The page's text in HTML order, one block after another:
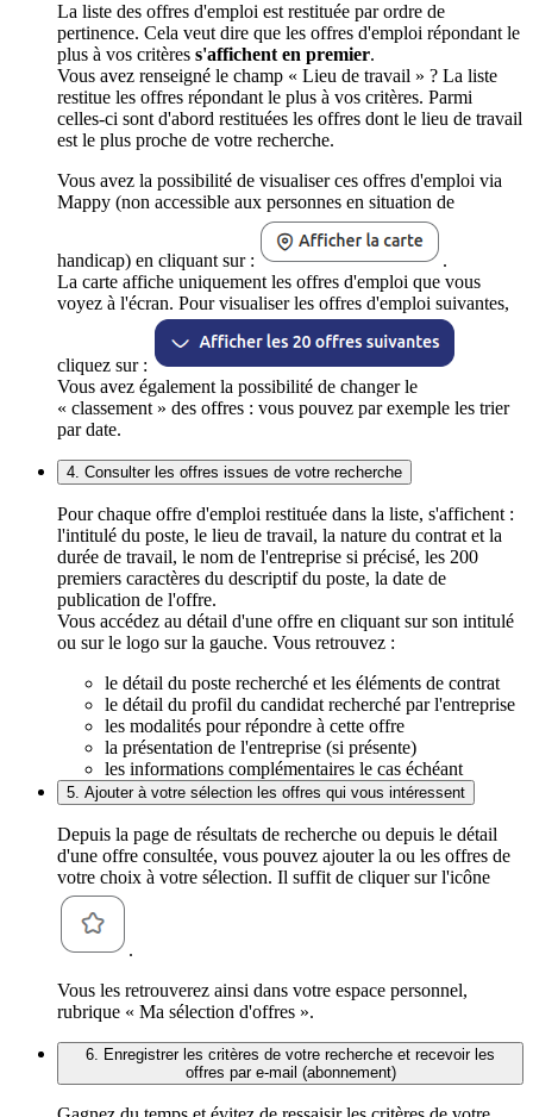
La liste des offres d'emploi est restituée par ordre de
pertinence. Cela veut dire que les offres d'emploi répondant le
plus à vos critères s'affichent en premier.
Vous avez renseigné le champ « Lieu de travail » ? La liste
restitue les offres répondant le plus à vos critères. Parmi
celles-ci sont d'abord restituées les offres dont le lieu de travail
est le plus proche de votre recherche.
Vous avez la possibilité de visualiser ces offres d'emploi via
Mappy (non accessible aux personnes en situation de
handicap) en cliquant sur :
.
La carte affiche uniquement les offres d'emploi que vous
voyez à l'écran. Pour visualiser les offres d'emploi suivantes,
cliquez sur :
Vous avez également la possibilité de changer le
« classement » des offres : vous pouvez par exemple les trier
par date.
4. Consulter les offres issues de votre recherche
Pour chaque offre d'emploi restituée dans la liste, s'affichent :
l'intitulé du poste, le lieu de travail, la nature du contrat et la
durée de travail, le nom de l'entreprise si précisé, les 200
premiers caractères du descriptif du poste, la date de
publication de l'offre.
Vous accédez au détail d'une offre en cliquant sur son intitulé
ou sur le logo sur la gauche. Vous retrouvez :
le détail du poste recherché et les éléments de contrat
le détail du profil du candidat recherché par l'entreprise
les modalités pour répondre à cette offre
la présentation de l'entreprise (si présente)
les informations complémentaires le cas échéant
5. Ajouter à votre sélection les offres qui vous intéressent
Depuis la page de résultats de recherche ou depuis le détail
d'une offre consultée, vous pouvez ajouter la ou les offres de
votre choix à votre sélection. Il suffit de cliquer sur l'icône
.
Vous les retrouverez ainsi dans votre espace personnel,
rubrique « Ma sélection d'offres ».
6. Enregistrer les critères de votre recherche et recevoir les
offres par e-mail (abonnement)